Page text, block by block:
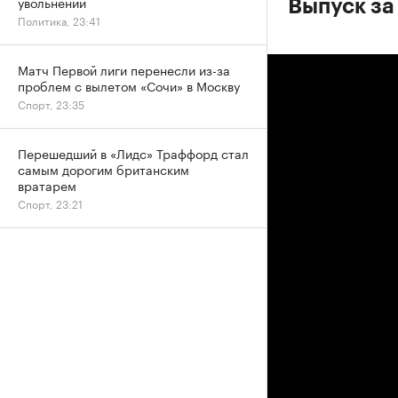
Выпуск
Политика, 23:41
Матч Первой лиги перенесли из-за
проблем с вылетом «Сочи» в Москву
Спорт, 23:35
Перешедший в «Лидс» Траффорд стал
самым дорогим британским
вратарем
Спорт, 23:21